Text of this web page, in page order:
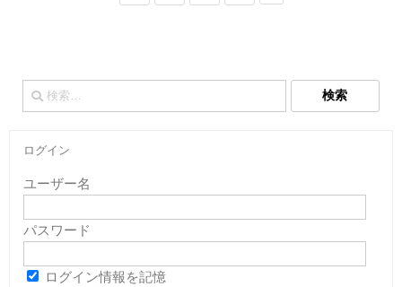
検
索:
ログイン
ユーザー名
パスワード
ログイン情報を記憶